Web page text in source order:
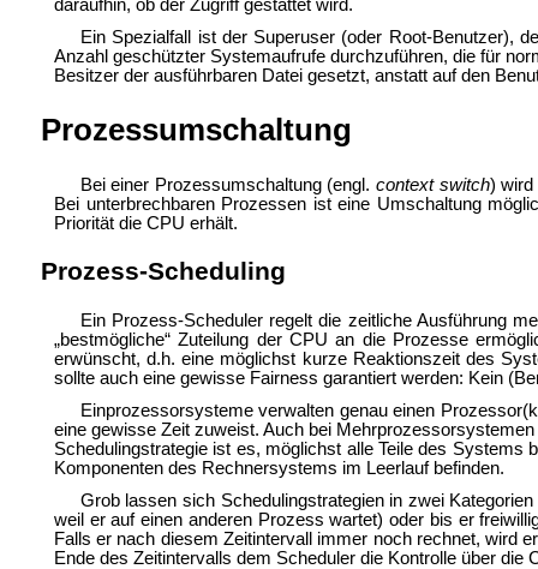
daraufhin, ob der Zugriff gestattet wird.
Ein Spezialfall ist der Superuser (oder Root-Benutzer),
Anzahl geschützter Systemaufrufe durchzuführen, die für
Besitzer der ausführbaren Datei gesetzt, anstatt auf den
Prozessumschaltung
Bei einer Prozessumschaltung (engl. context switch) wird
Bei unterbrechbaren Prozessen ist eine Umschaltung
Priorität die CPU erhält.
Prozess-Scheduling
Ein Prozess-Scheduler regelt die zeitliche Ausführung
„bestmögliche“ Zuteilung der CPU an die Prozesse
erwünscht, d.h. eine möglichst kurze Reaktionszeit des
sollte auch eine gewisse Fairness garantiert werden: Kein
Einprozessorsysteme verwalten genau einen
eine gewisse Zeit zuweist. Auch bei
Schedulingstrategie ist es, möglichst alle Teile des Systems
Komponenten des Rechnersystems im Leerlauf befinden.
Grob lassen sich Schedulingstrategien in zwei
weil er auf einen anderen Prozess wartet) oder bis er
Falls er nach diesem Zeitintervall immer noch rechnet, wird
Ende des Zeitintervalls dem Scheduler die Kontrolle über die